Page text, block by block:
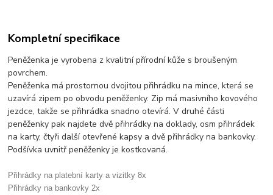
Kompletní specifikace
Peněženka je vyrobena z kvalitní přírodní kůže s broušeným
povrchem.
Peněženka má prostornou dvojitou přihrádku na mince, která se
uzavírá zipem po obvodu peněženky. Zip má masivního kovového
jezdce, takže se přihrádka snadno otevírá. V druhé části
peněženky pak najdete dvě přihrádky na doklady, osm přihrádek
na karty, čtyři další otevřené kapsy a dvě přihrádky na bankovky.
Podšívka uvnitř peněženky je kostkovaná.
Přihrádky na platební karty a vizitky 8x
Přihrádky na bankovky 2x